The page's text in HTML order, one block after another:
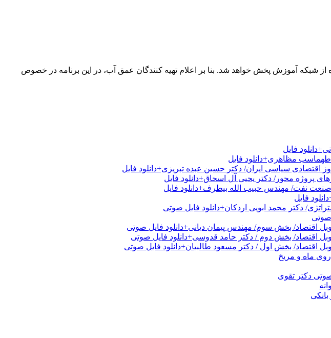
است که روز جمعه ۱۷ دی ماه ساعت ۲ بعد از ظهر تا ۹ شب به صورت زنده از شبکه آموزش پخش خواهد شد. بنا بر اعلام تهیه کنندگان عمق آب، در این برنامه در خصوص
فایل
مظاهری+دانلود فایل
اقتصادی سیاسی ایران/ دکتر حسین عبده تبریزی+دانلود فایل
پروژه محور/ دکتر یحیی آل اسحاق+دانلود فایل
نفت/ مهندس حبیب الله بیطرف+دانلود فایل
فایل
دکتر محمد ابویی اردکان+دانلود فایل صوتی
صوتی
اقتصاد/ بخش سوم/ مهندس پیمان دیانی+دانلود فایل صوتی
اقتصاد/ بخش دوم / دکتر حامد قدوسی+دانلود فایل صوتی
اقتصاد/ بخش اول / دکتر مسعود طالبیان+دانلود فایل صوتی
ماه و مریخ
دکتر تقوی